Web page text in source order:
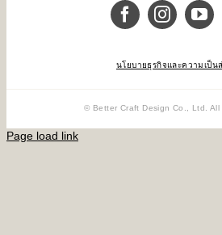
นโยบายธุรกิจและความเป็น
© Better Craft Design Co., Ltd. All
Page load link